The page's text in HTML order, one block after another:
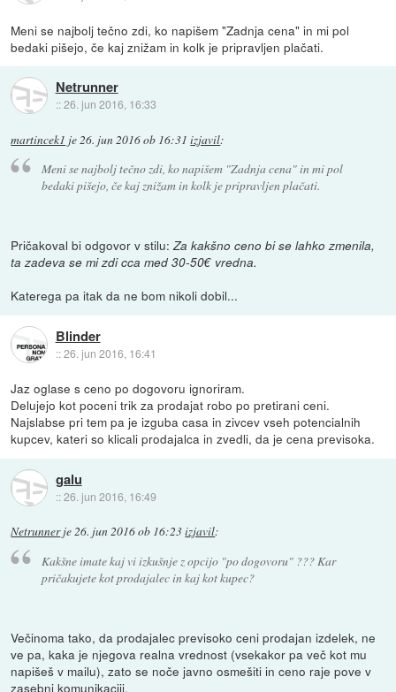
Meni se najbolj tečno zdi, ko napišem "Zadnja cena" in mi pol
bedaki pišejo, če kaj znižam in kolk je pripravljen plačati.
Netrunner
::26. jun 2016, 16:33
martincek1 je26. jun 2016 ob 16:31 izjavil:
Meni se najbolj tečno zdi, ko napišem "Zadnja cena" in mi pol
bedaki pišejo, če kaj znižam in kolk je pripravljen plačati.
Pričakoval bi odgovor v stilu:Za kakšno ceno bi se lahko zmenila,
ta zadeva se mi zdi cca med 30-50€ vredna.
Katerega pa itak da ne bom nikoli dobil...
Blinder
::26. jun 2016, 16:41
Jaz oglase s ceno po dogovoru ignoriram.
Delujejo kot poceni trik za prodajat robo po pretirani ceni.
Najslabse pri tem pa je izguba casa in zivcev vseh potencialnih
kupcev, kateri so klicali prodajalca in zvedli, da je cena previsoka.
galu
::26. jun 2016, 16:49
Netrunnerje26. jun 2016 ob 16:23izjavil:
Kakšne imate kaj vi izkušnje z opcijo "po dogovoru" ??? Kar
pričakujete kot prodajalec in kaj kot kupec?
Večinoma tako, da prodajalec previsoko ceni prodajan izdelek, ne
ve pa, kaka je njegova realna vrednost (vsekakor pa več kot mu
napišeš v mailu), zato se noče javno osmešiti in ceno raje pove v
zasebni komunikaciji.